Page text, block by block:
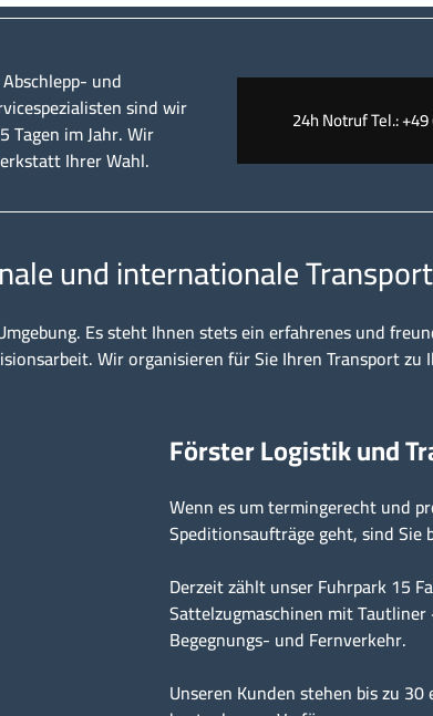
und
sind wir
Tagen im Jahr. Wir
Ihrer Wahl.
24h Notruf Tel.:
und internationale
Es steht Ihnen stets ein erfahrenes und
Wir organisieren für Sie Ihren Transport
Förster Logistik und
Wenn es um termingerecht und
Speditionsaufträge geht, sind Sie
Derzeit zählt unser Fuhrpark 15
Sattelzugmaschinen mit
Begegnungs- und Fernverkehr.
Unseren Kunden stehen bis zu